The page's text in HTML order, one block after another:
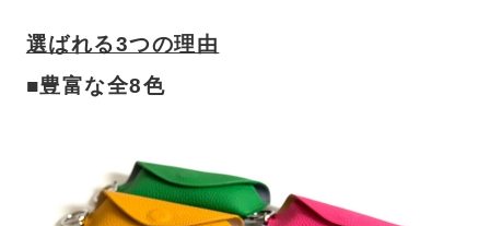
選ばれる3つの理由
■豊富な全8色